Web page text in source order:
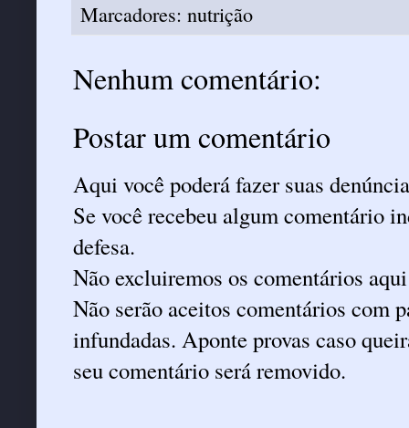
Marcadores: nutrição
Nenhum comentário:
Postar um comentário
Aqui você poderá fazer suas
Se você recebeu algum comentário
defesa.
Não excluiremos os comentários
Não serão aceitos comentários com
infundadas. Aponte provas caso
seu comentário será removido.